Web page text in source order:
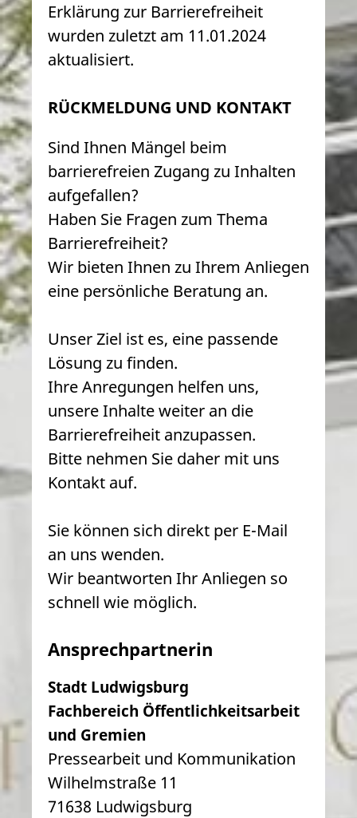
Erklärung zur Barrierefreiheit
wurden zuletzt am 11.01.2024
aktualisiert.
RÜCKMELDUNG UND KONTAKT
Sind Ihnen Mängel beim
barrierefreien Zugang zu Inhalten
aufgefallen?
Haben Sie Fragen zum Thema
Barrierefreiheit?
Wir bieten Ihnen zu Ihrem Anliegen
eine persönliche Beratung an.
Unser Ziel ist es, eine passende
Lösung zu finden.
Ihre Anregungen helfen uns,
unsere Inhalte weiter an die
Barrierefreiheit anzupassen.
Bitte nehmen Sie daher mit uns
Kontakt auf.
Sie können sich direkt per E-Mail
an uns wenden.
Wir beantworten Ihr Anliegen so
schnell wie möglich.
Ansprechpartnerin
Stadt Ludwigsburg
Fachbereich Öffentlichkeitsarbeit
und Gremien
Pressearbeit und Kommunikation
Wilhelmstraße 11
71638 Ludwigsburg